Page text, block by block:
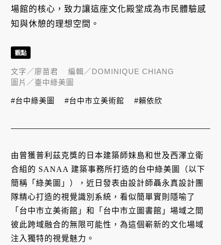
場館的核心，致力讓這座文化殿堂成為市民體驗感
知與休憩的理想空間。
由曾獲普利茲克獎的日本建築師妹島和世及西澤立衛
合組的 SANAA 建築事務所打造的台中綠美圖（以下
簡稱「綠美圖」），近日發表由設計師聶永真設計團
隊精心打造的視覺識別系統，看似簡單實則隱喻了
「台中市立美術館」和「台中市立圖書館」場域之間
彼此跨域融合的無限可能性，為這個嶄新的文化場域
注入獨特的視覺魅力。
觀點
文字／廖苗君 編輯／DOMINIQUE CHIANG
圖片／臺中綠美圖
#台中綠美圖 #台中市立美術館 #賴依欣